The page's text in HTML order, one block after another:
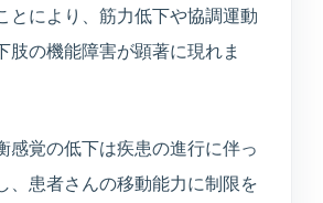
・医師紹介・受付時間
とにより、筋力低下や協調運動
肢の機能障害が顕著に現れま
感覚の低下は疾患の進行に伴っ
、患者さんの移動能力に制限を